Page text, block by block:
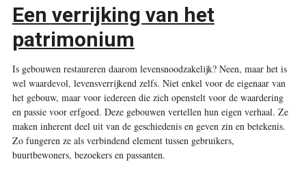
Een verrijking van het
patrimonium
Is gebouwen restaureren daarom levensnoodzakelijk? Neen, maar het is
wel waardevol, levensverrijkend zelfs. Niet enkel voor de eigenaar van
het gebouw, maar voor iedereen die zich openstelt voor de waardering
en passie voor erfgoed. Deze gebouwen vertellen hun eigen verhaal. Ze
maken inherent deel uit van de geschiedenis en geven zin en betekenis.
Zo fungeren ze als verbindend element tussen gebruikers,
buurtbewoners, bezoekers en passanten.